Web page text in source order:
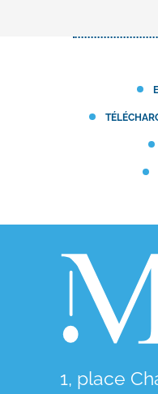
1, place